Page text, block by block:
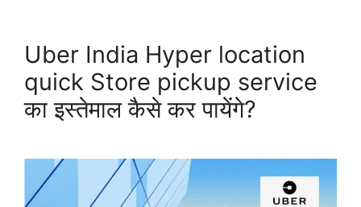
Uber India Hyper location
quick Store pickup service
का इस्तेमाल कैसे कर पायेंगे?